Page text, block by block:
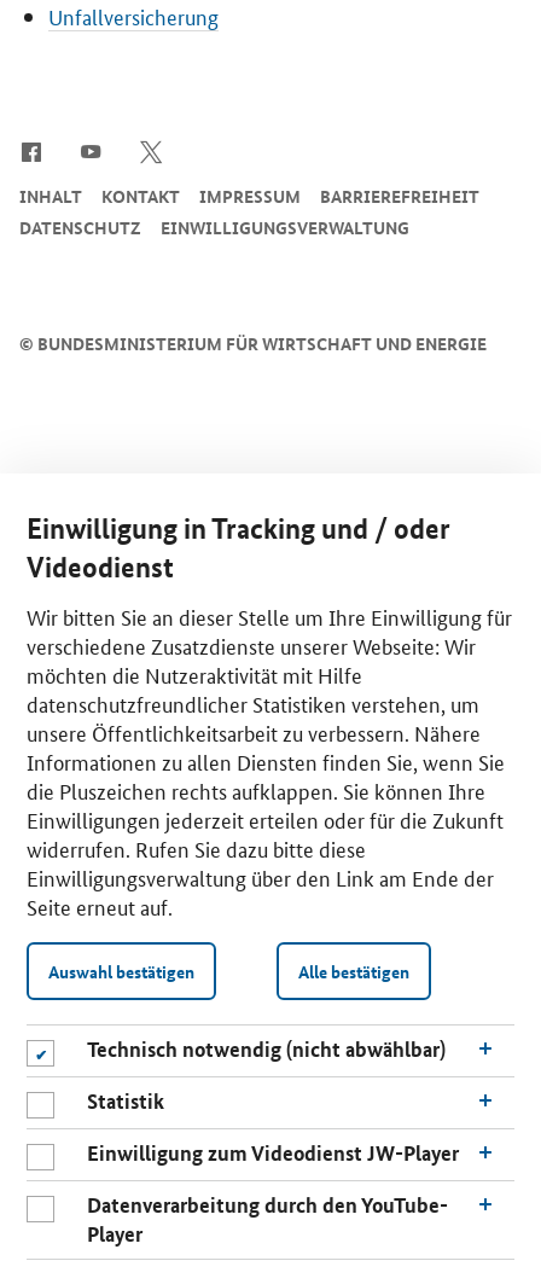
Unfallversicherung
n
© BUNDESMINISTERIUM FÜR WIRTSCHAFT UND ENERGIE
INHALT KONTAKT IMPRESSUM
BARRIEREFREIHEIT
DATENSCHUTZ
EINWILLIGUNGSVERWALTUNG
Einwilligung in Tracking und / oder
Videodienst
Wir bitten Sie an dieser Stelle um Ihre Einwilligung für
verschiedene Zusatzdienste unserer Webseite: Wir
möchten die Nutzeraktivität mit Hilfe
datenschutzfreundlicher Statistiken verstehen, um
unsere Öffentlichkeitsarbeit zu verbessern. Nähere
Informationen zu allen Diensten finden Sie, wenn Sie
die Pluszeichen rechts aufklappen. Sie können Ihre
Einwilligungen jederzeit erteilen oder für die Zukunft
widerrufen. Rufen Sie dazu bitte diese
Einwilligungsverwaltung über den Link am Ende der
Seite erneut auf.
Auswahl bestätigen Alle bestätigen
Technisch notwendig (nicht abwählbar)
Statistik
Einwilligung zum Videodienst JW-Player
Datenverarbeitung durch den YouTube-
Player